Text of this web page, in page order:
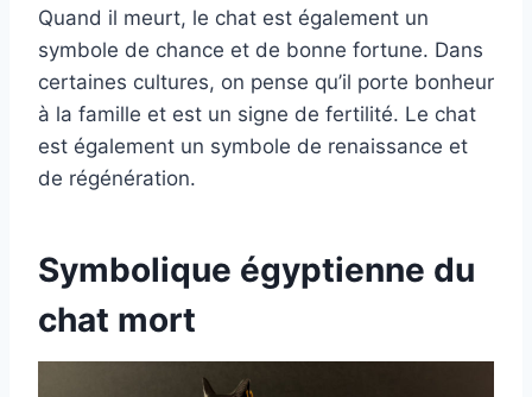
Quand il meurt, le chat est également un
symbole de chance et de bonne fortune. Dans
certaines cultures, on pense qu’il porte bonheur
à la famille et est un signe de fertilité. Le chat
est également un symbole de renaissance et
de régénération.
Symbolique égyptienne du
chat mort